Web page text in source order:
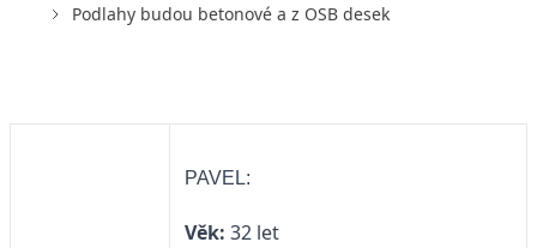
Podlahy budou betonové a z OSB desek
PAVEL:
Věk: 32 let